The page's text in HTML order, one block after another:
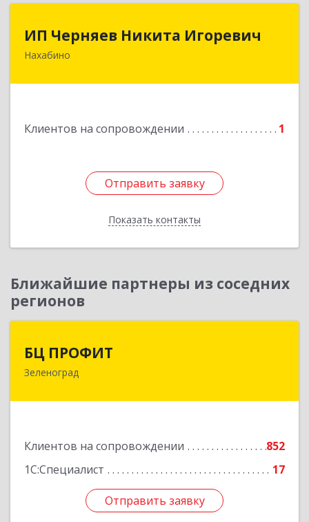
ИП Черняев Никита Игоревич
Нахабино
Клиентов на сопровождении 1
Отправить заявку
Показать контакты
143430, Московская обл, Красногорский р-н,
Подробнее
Отправить заявку
Назад
Ближайшие партнеры из соседних
регионов
БЦ ПРОФИТ
Зеленоград
Клиентов на сопровождении
852
1С:Специалист
17
Отправить заявку
124482, Москва г, Зеленоград г, корпус 340,
Отправить заявку